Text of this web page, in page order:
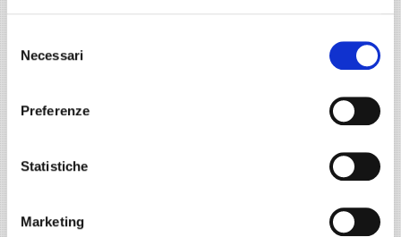
delNecessari
Preferenze
Statistiche
Marketing